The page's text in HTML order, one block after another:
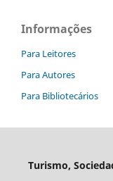
Informações
Para Leitores
Para Autores
Para Bibliotecários
Turismo,